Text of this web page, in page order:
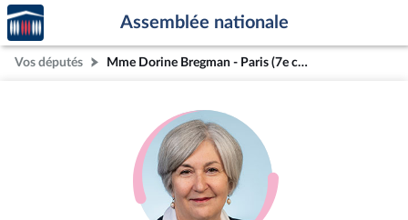
Aller au contenu
Aller en bas de la page
Accèder
à la
page
d'accueil
Assemblée nationale
Vos députés Mme Dorine Bregman - Paris (7e circonscription)